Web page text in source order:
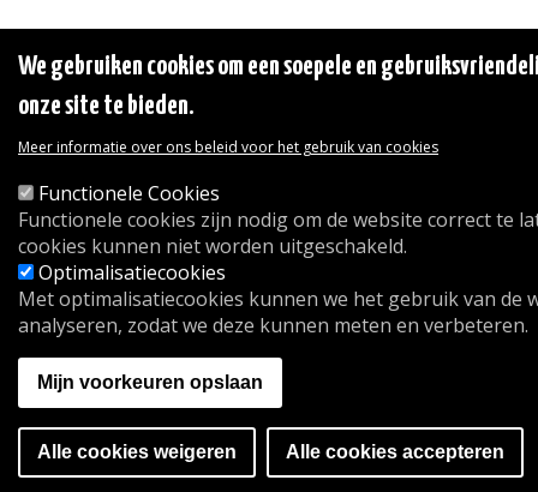
We gebruiken cookies om een soepele en
onze site te bieden.
Meer informatie over ons beleid voor het gebruik van cookies
Functionele Cookies
Functionele cookies zijn nodig om de website correct te
cookies kunnen niet worden uitgeschakeld.
Optimalisatiecookies
Met optimalisatiecookies kunnen we het gebruik van de
analyseren, zodat we deze kunnen meten en verbeteren.
Mijn voorkeuren opslaan
Alle cookies weigeren Alle cookies accepteren